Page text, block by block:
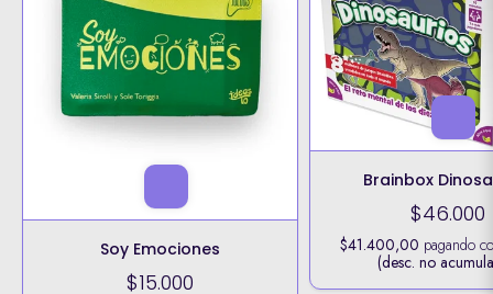
Soy Emociones
$15.000
Brainbox
$46.000
$41.400,00 pagando
(desc. no